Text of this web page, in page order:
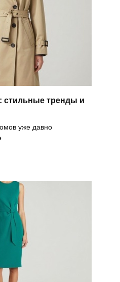
стильные тренды и
уже давно